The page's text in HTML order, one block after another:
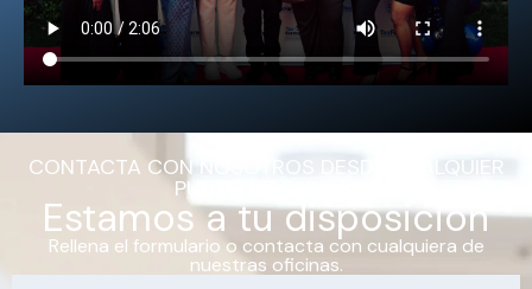
CONTACTA CON NOSOTROS DESDE CUALQUIER
PUNTO DE ESPAÑA
Estamos a tu disposición
Rellena el formulario o contacta con cualquiera de
nuestras oficinas.